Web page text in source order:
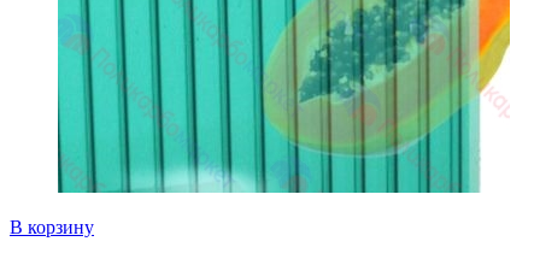
В корзину